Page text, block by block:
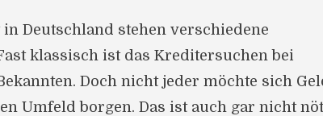
Deutschland stehen verschiedene
klassisch ist das Kreditersuchen bei
Doch nicht jeder möchte sich
Umfeld borgen. Das ist auch gar nicht